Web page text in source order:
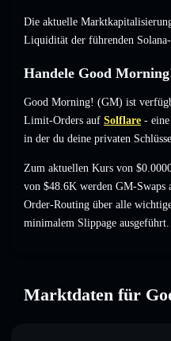
Die aktuelle
Liquidität der führenden
Handele Good
Good Morning! (GM) ist
Limit-Orders auf Solflare -
in der du deine privaten
Zum aktuellen Kurs von
von $48.6K werden GM-
Order-Routing über alle
minimalem Slippage ausgeführt.
Marktdaten für